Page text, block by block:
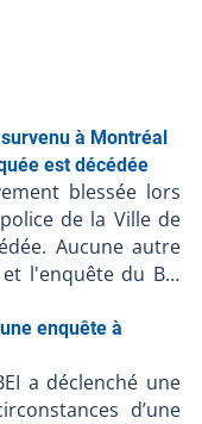
à Montréal
est décédée
blessée lors
de la Ville de
Aucune autre
l'enquête du BEI
des enquêtes
faire la lumière
l’intervention
les cas où une
service, décède,
enquête à
a déclenché une
d’une